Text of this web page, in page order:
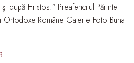
după Hristos.” Preafericitul Părinte
Ortodoxe Române Galerie Foto Buna